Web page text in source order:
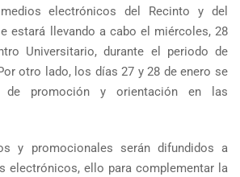
electrónicos del Recinto y del
estará llevando a cabo el miércoles, 28
Universitario, durante el periodo de
otro lado, los días 27 y 28 de enero se
de promoción y orientación en las
y promocionales serán difundidos a
electrónicos, ello para complementar la